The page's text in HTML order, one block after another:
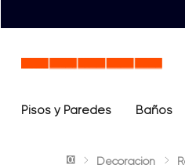
Pisos y Paredes Baños
Decoración